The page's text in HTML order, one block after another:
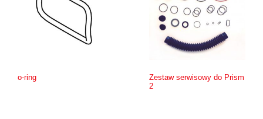
o-ring
Zestaw serwisowy do Prism
2